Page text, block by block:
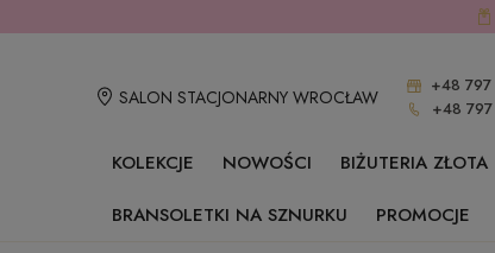
SALON STACJONARNY WROCŁAW
+48
+48
KOLEKCJE NOWOŚCI BIŻUTERIA ZŁOTA
BRANSOLETKI NA SZNURKU
PROMOCJE